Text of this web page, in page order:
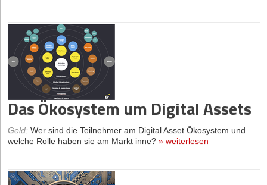
Das Ökosystem um Digital Assets
Geld: Wer sind die Teilnehmer am Digital Asset Ökosystem und
welche Rolle haben sie am Markt inne? » weiterlesen